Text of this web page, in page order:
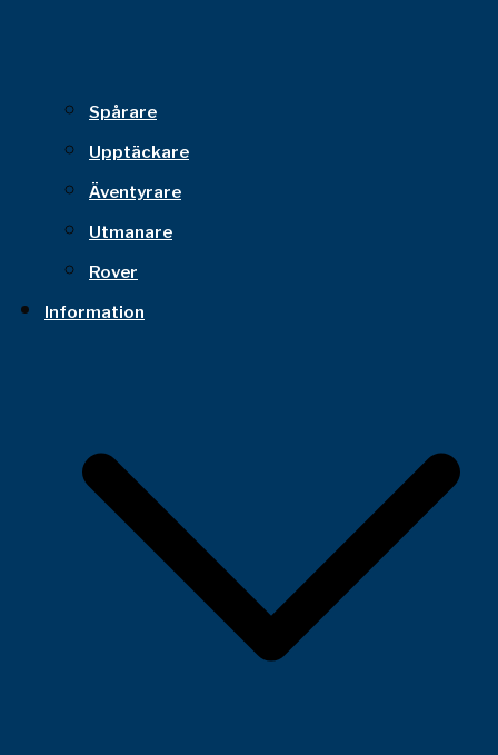
Spårare
Upptäckare
Äventyrare
Utmanare
Rover
Information